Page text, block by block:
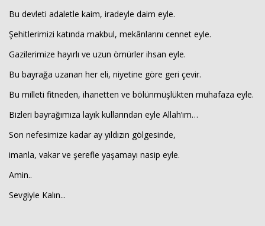
Bu devleti adaletle kaim, iradeyle daim eyle.
Şehitlerimizi katında makbul, mekânlarını cennet eyle.
Gazilerimize hayırlı ve uzun ömürler ihsan eyle.
Bu bayrağa uzanan her eli, niyetine göre geri çevir.
Bu milleti fitneden, ihanetten ve bölünmüşlükten muhafaza eyle.
Bizleri bayrağımıza layık kullarından eyle Allah’ım…
Son nefesimize kadar ay yıldızın gölgesinde,
imanla, vakar ve şerefle yaşamayı nasip eyle.
Amin..
Sevgiyle Kalın...